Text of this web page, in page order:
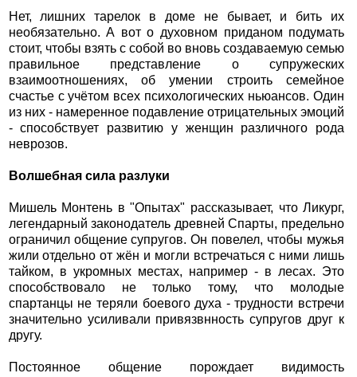
Нет, лишних тарелок в доме не бывает, и бить их
необязательно. А вот о духовном приданом подумать
стоит, чтобы взять с собой во вновь создаваемую семью
правильное представление о супружеских
взаимоотношениях, об умении строить семейное
счастье с учётом всех психологических ньюансов. Один
из них - намеренное подавление отрицательных эмоций
- способствует развитию у женщин различного рода
неврозов.
Волшебная сила разлуки
Мишель Монтень в "Опытах" рассказывает, что Ликург,
легендарный законодатель древней Спарты, предельно
ограничил общение супругов. Он повелел, чтобы мужья
жили отдельно от жён и могли встречаться с ними лишь
тайком, в укромных местах, например - в лесах. Это
способствовало не только тому, что молодые
спартанцы не теряли боевого духа - трудности встречи
значительно усиливали привязвнность супругов друг к
другу.
Постоянное общение порождает видимость